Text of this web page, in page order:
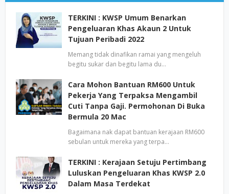
TERKINI : KWSP Umum Benarkan
Pengeluaran Khas Akaun 2 Untuk
Tujuan Peribadi 2022
Memang tidak dinafikan ramai yang mengeluh
begitu sukar dan begitu lama du…
Cara Mohon Bantuan RM600 Untuk
Pekerja Yang Terpaksa Mengambil
Cuti Tanpa Gaji. Permohonan Di Buka
Bermula 20 Mac
Bagaimana nak dapat bantuan kerajaan RM600
sebulan untuk mereka yang terpa…
TERKINI : Kerajaan Setuju Pertimbang
Luluskan Pengeluaran Khas KWSP 2.0
Dalam Masa Terdekat